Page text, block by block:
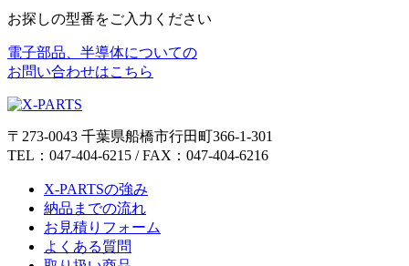
お探しの型番をご入力ください
電子部品、半導体についての
お問い合わせはこちら
〒273-0043 千葉県船橋市行田町366-1-301
TEL：047-404-6215 / FAX：047-404-6216
X-PARTSの強み
納品までの流れ
お見積りフォーム
よくある質問